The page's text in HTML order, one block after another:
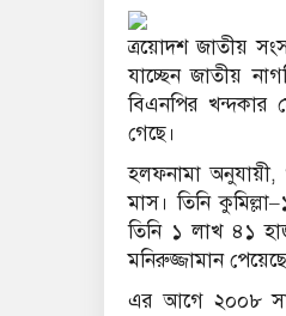
ত্রয়োদশ জাতীয়
যাচ্ছেন জাতীয়
বিএনপির খন্দকার
গেছে।
হলফনামা
মাস। তিনি
তিনি ১ লাখ ৪১
মনিরুজ্জামান
এর আগে ২০০৮